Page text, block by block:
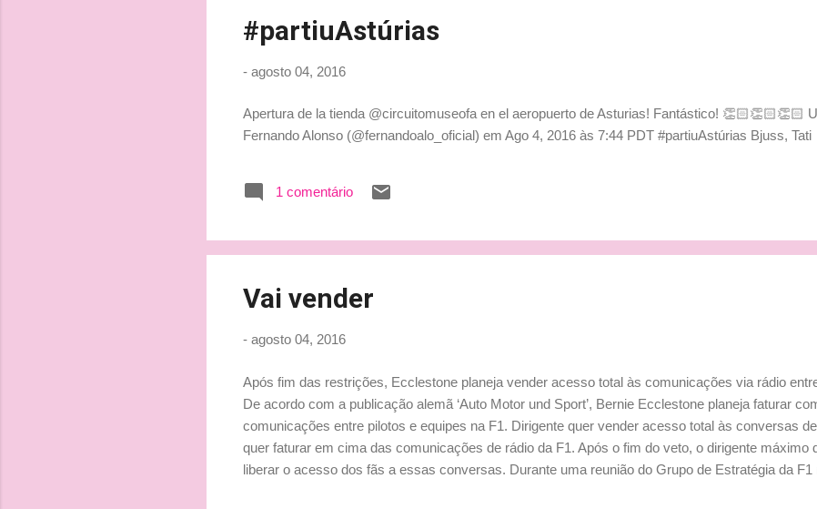
#partiuAstúrias
- agosto 04, 2016
Apertura de la tienda @circuitomuseofa en el aeropuerto de Asturias! Fantástico! 👏🏻👏🏻👏🏻
Fernando Alonso (@fernandoalo_oficial) em Ago 4, 2016 às 7:44 PDT #partiuAstúrias Bjuss, Tati
1 comentário
Vai vender
- agosto 04, 2016
Após fim das restrições, Ecclestone planeja vender acesso total às comunicações via rádio
De acordo com a publicação alemã ‘Auto Motor und Sport’, Bernie Ecclestone planeja faturar
comunicações entre pilotos e equipes na F1. Dirigente quer vender acesso total às conversas
quer faturar em cima das comunicações de rádio da F1. Após o fim do veto, o dirigente máximo
liberar o acesso dos fãs a essas conversas. Durante uma reunião do Grupo de Estratégia da F1